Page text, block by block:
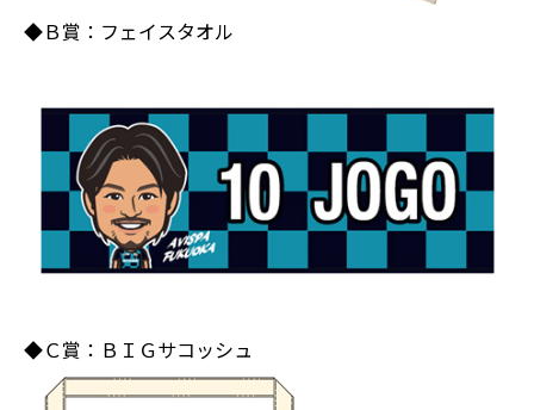
◆Ｂ賞：フェイスタオル
◆Ｃ賞：ＢＩＧサコッシュ